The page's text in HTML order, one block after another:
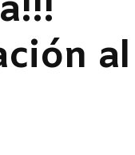
al